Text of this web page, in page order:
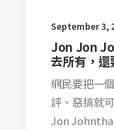
September 3,
Jon Jon
去所有，還
網民要把一
評、惡搞就
Jon